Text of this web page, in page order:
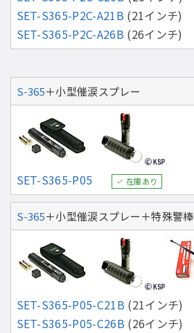
SET-S365-P2C-A21B (21インチ)
SET-S365-P2C-A26B (26インチ)
S-365＋小型催涙スプレー
SET-S365-P05 在庫あり
S-365＋小型催涙スプレー＋特殊警棒
SET-S365-P05-C21B (21インチ)
SET-S365-P05-C26B (26インチ)